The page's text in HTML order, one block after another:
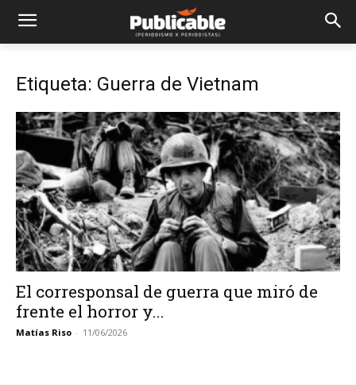
Etiqueta: Guerra de Vietnam
El corresponsal de guerra que miró de
frente el horror y...
Matías Riso - 11/06/2026